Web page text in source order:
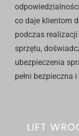
co daje klientom
podczas realizacji
sprzętu,
ubezpieczenia
pełni bezpieczna
LIFT